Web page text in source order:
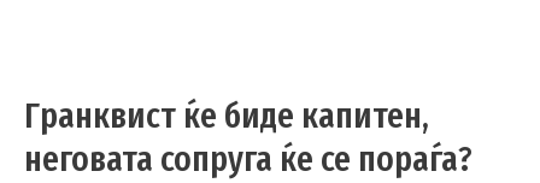
Гранквист ќе биде капитен,
неговата сопруга ќе се пораѓа?